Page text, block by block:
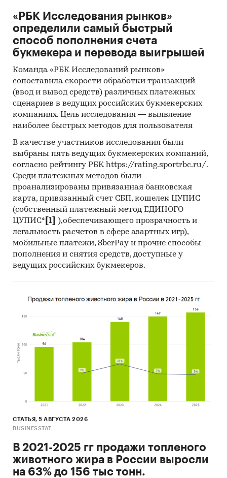
Сайты компаний
Архивы СМИ
Региональные и федеральные СМИ
Инсайдерские источники
Специализированные аналитические
порталы
Методы:
Кабинетное исследование. Поиск и анализ
проведение расчетов. Статистика и
аналитика
Прогноз ГидМаркет. Современные
статистические методы прогнозирования с
поправкой на мнение экспертов.
Категории: Промышленность / Пищевая
промышленность / Пищевые добавки
Россия
«РБК Исследования рынков»
определили самый быстрый
способ пополнения счета
букмекера и перевода выигрышей
Команда «РБК Исследований рынков»
сопоставила скорости обработки транзакций
(ввод и вывод средств) различных платежных
сценариев в ведущих российских букмекерских
компаниях. Цель исследования — выявление
наиболее быстрых методов для пользователя
В качестве участников исследования были
выбраны пять ведущих букмекерских компаний,
согласно рейтингу РБК https://rating.sportrbc.ru/.
Среди платежных методов были
проанализированы привязанная банковская
карта, привязанный счет СБП, кошелек ЦУПИС
(собственный платежный метод ЕДИНОГО
ЦУПИС* [1]
),обеспечивающего прозрачность и
легальность расчетов в сфере азартных игр),
мобильные платежи, SberPay и прочие способы
пополнения и снятия средств, доступные у
ведущих российских букмекеров.
СТАТЬЯ, 5 АВГУСТА 2026
BUSINESSTAT
В 2021-2025 гг продажи топленого
животного жира в России выросли
на 63% до 156 тыс тонн.